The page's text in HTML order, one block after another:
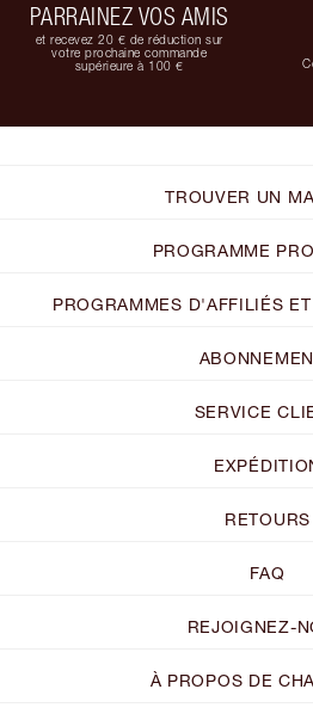
PARRAINEZ VOS AMIS
et recevez 20 € de réduction sur
votre prochaine commande
supérieure à 100 €
TROUVER UN
PROGRAMME
PROGRAMMES D'AFFILIÉS
SERVICE
RETOURS
FAQ
REJOIGNEZ-
À PROPOS DE